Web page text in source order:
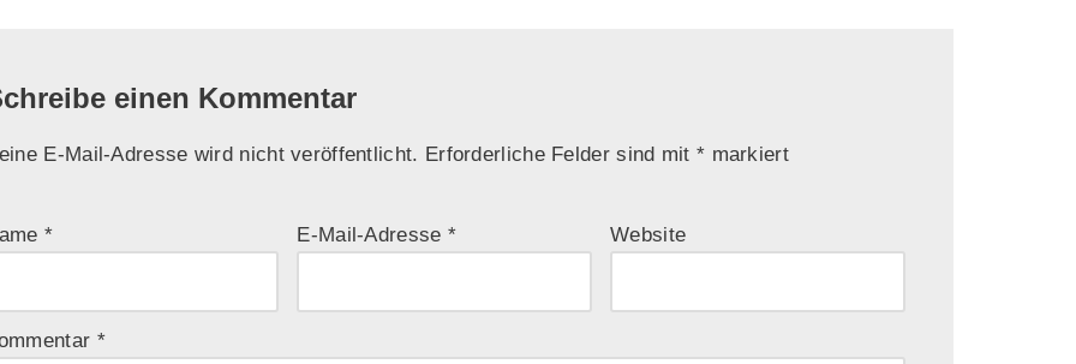
einen Kommentar
E-Mail-Adresse wird nicht veröffentlicht. Erforderliche Felder sind mit * markiert
* E-Mail-Adresse * Website
*